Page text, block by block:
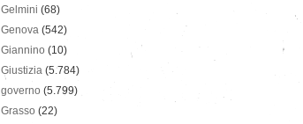
Gelmini (68)
Genova (542)
Giannino (10)
Giustizia (5.784)
governo (5.799)
Grasso (22)